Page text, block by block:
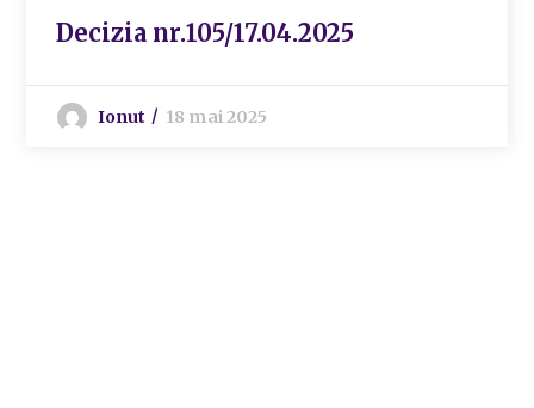
Decizia nr.105/17.04.2025
Ionut 18 mai 2025